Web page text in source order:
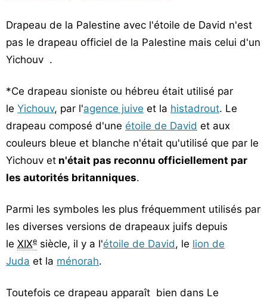
Drapeau de la Palestine avec l'étoile de David n'est
pas le drapeau officiel de la Palestine mais celui d'un
Yichouv .
*Ce drapeau sioniste ou hébreu était utilisé par
le Yichouv, par l'agence juive et la histadrout. Le
drapeau composé d'une étoile de David et aux
couleurs bleue et blanche n'était qu'utilisé que par le
Yichouv et n'était pas reconnu officiellement par
les autorités britanniques.
Parmi les symboles les plus fréquemment utilisés par
les diverses versions de drapeaux juifs depuis
le XIXe siècle, il y a l'étoile de David, le lion de
Juda et la ménorah.
Toutefois ce drapeau apparaît bien dans Le